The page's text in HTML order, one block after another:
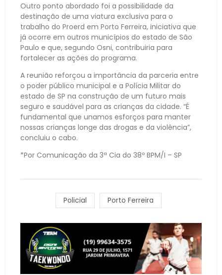
Outro ponto abordado foi a possibilidade da
destinação de uma viatura exclusiva para o
trabalho do Proerd em Porto Ferreira, iniciativa que
já ocorre em outros municípios do estado de São
Paulo e que, segundo Osni, contribuiria para
fortalecer as ações do programa.
A reunião reforçou a importância da parceria entre
o poder público municipal e a Polícia Militar do
estado de SP na construção de um futuro mais
seguro e saudável para as crianças da cidade. “É
fundamental que unamos esforços para manter
nossas crianças longe das drogas e da violência”,
concluiu o cabo.
*Por Comunicação da 3ª Cia do 38º BPM/I – SP
Policial Porto Ferreira